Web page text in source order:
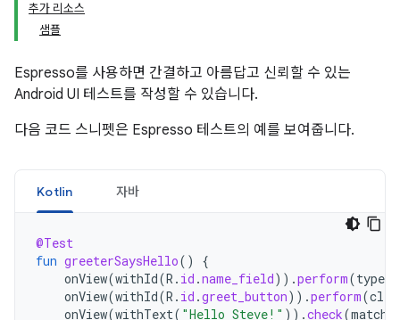
추가 리소스
샘플
Espresso를 사용하면 간결하고 아름답고 신뢰할 수 있는
Android UI 테스트를 작성할 수 있습니다.
다음 코드 스니펫은 Espresso 테스트의 예를 보여줍니다.
Kotlin 자바
@Test
fun greeterSaysHello()
{
onView(withId(R . id .name_field)).perform(
onView(withId(R . id .greet_button)).perform(
onView(withText( "Hello Steve!" )).check(